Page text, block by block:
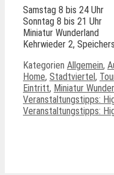
Samstag 8 bis 24 Uhr
Sonntag 8 bis 21 Uhr
Miniatur Wunderland
Kehrwieder 2,
Kategorien Allgemein,
Home, Stadtviertel ,
Eintritt, Miniatur
Veranstaltungstipps:
Veranstaltungstipps: